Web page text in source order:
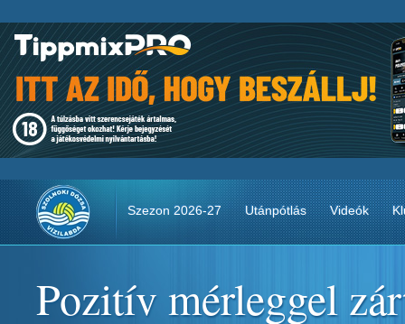
Szezon 2026-27 Utánpótlás Videók
Pozitív mérleggel